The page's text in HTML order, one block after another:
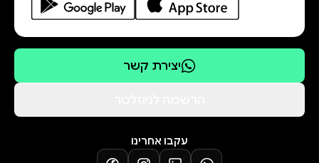
יצירת קשר
עקבו אחרינו